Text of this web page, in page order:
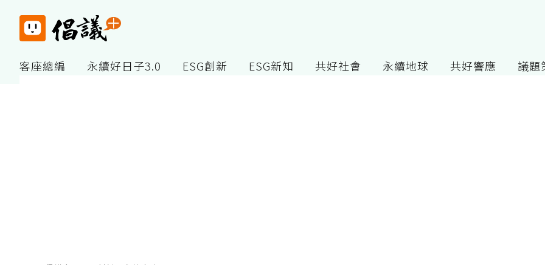
客座總編 永續好日子3.0 ESG創新 ESG新知 共好社會 永續地球 共好響應 議題